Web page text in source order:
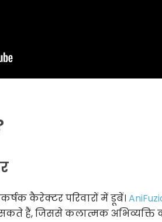
कैरेक्टर परिवारों में डूबें।
हैं, जिससे कलात्मक अभिव्यक्ति